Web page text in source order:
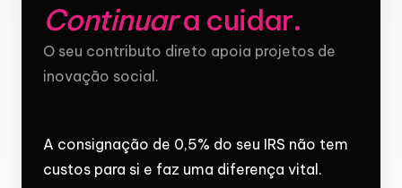
Continuara cuidar.
O seu contributo direto apoia projetos de
inovação social.
A consignação de 0,5% do seu IRS não tem
custos para si e faz uma diferença vital.